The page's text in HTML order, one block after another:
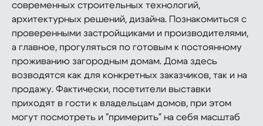
современных строительных технологий,
архитектурных решений, дизайна. Познакомиться с
проверенными застройщиками и производителями,
а главное, прогуляться по готовым к постоянному
проживанию загородным домам. Дома здесь
возводятся как для конкретных заказчиков, так и на
продажу. Фактически, посетители выставки
приходят в гости к владельцам домов, при этом
могут посмотреть и "примерить" на себя масштаб